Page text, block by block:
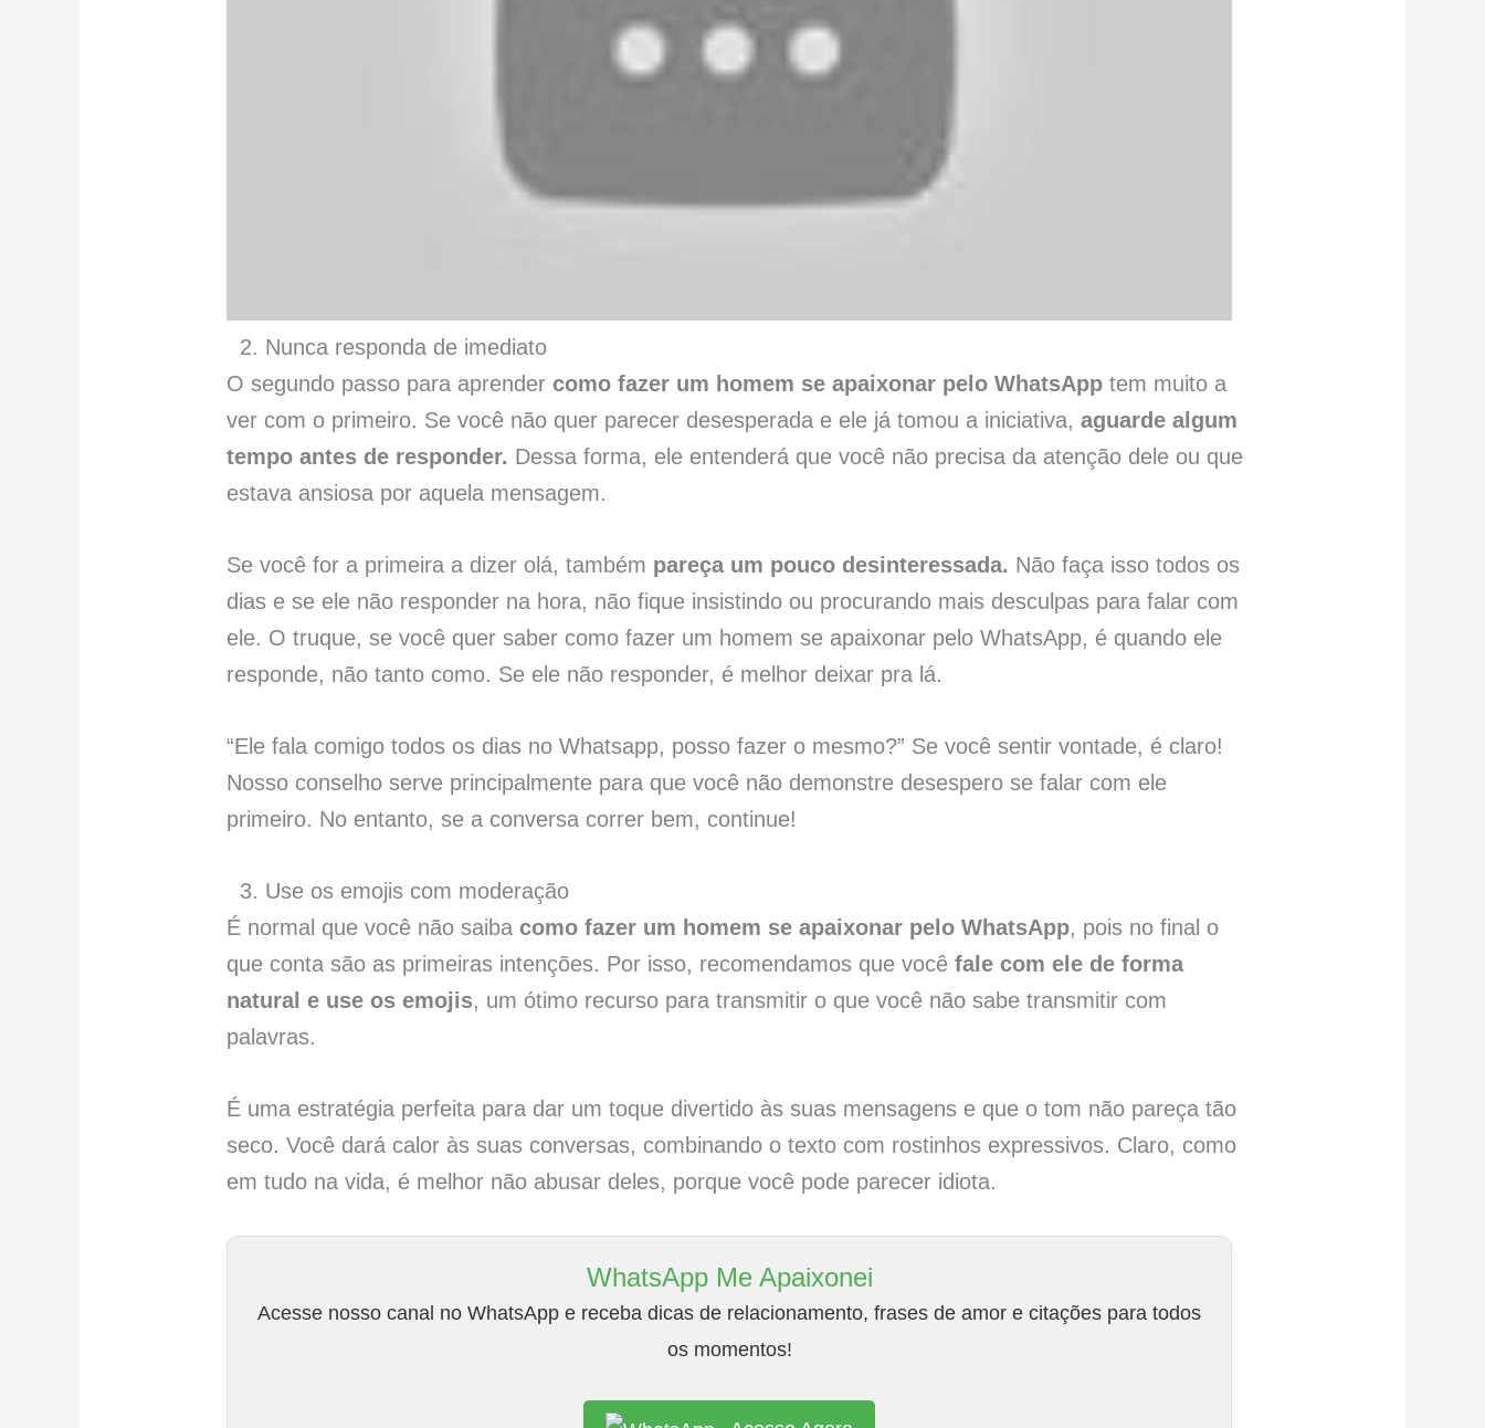
2. Nunca responda de imediato
O segundo passo para aprendercomo fazer um homem se apaixonar pelo WhatsApp tem muito a
ver com o primeiro. Se você não quer parecer desesperada e ele já tomou a iniciativa,aguarde algum
tempo antes de responder. Dessa forma, ele entenderá que você não precisa da atenção dele ou que
estava ansiosa por aquela mensagem.
Se você for a primeira a dizer olá, também pareça um pouco desinteressada. Não faça isso todos os
dias e se ele não responder na hora, não fique insistindo ou procurando mais desculpas para falar com
ele. O truque, se você quer saber como fazer um homem se apaixonar pelo WhatsApp, é quando ele
responde, não tanto como. Se ele não responder, é melhor deixar pra lá.
“Ele fala comigo todos os dias no Whatsapp, posso fazer o mesmo?” Se você sentir vontade, é claro!
Nosso conselho serve principalmente para que você não demonstre desespero se falar com ele
primeiro. No entanto, se a conversa correr bem, continue!
3. Use os emojis com moderação
É normal que você não saibacomo fazer um homem se apaixonar pelo WhatsApp, pois no final o
que conta são as primeiras intenções. Por isso, recomendamos que vocêfale com ele de forma
natural e use os emojis, um ótimo recurso para transmitir o que você não sabe transmitir com
palavras.
É uma estratégia perfeita para dar um toque divertido às suas mensagens e que o tom não pareça tão
seco. Você dará calor às suas conversas, combinando o texto com rostinhos expressivos. Claro, como
em tudo na vida, é melhor não abusar deles, porque você pode parecer idiota.
WhatsApp Me Apaixonei
Acesse nosso canal no WhatsApp e receba dicas de relacionamento, frases de amor e citações para todos
os momentos!